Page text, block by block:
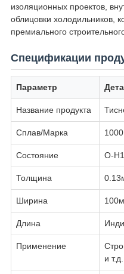
изоляционных проектов,
облицовки холодильников,
премиального
Спецификации
Параметр
Название продукта
Сплав/Марка
Состояние O-
Толщина
Ширина
Длина
Применение
и т.д.